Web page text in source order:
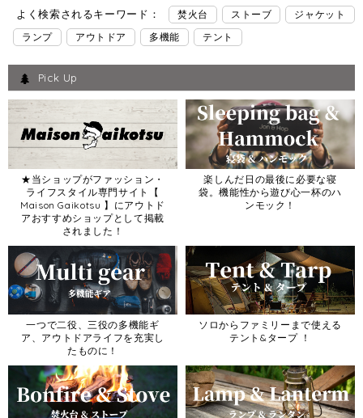
よく検索されるキーワード： 焚火台 ストーブ
ジャケット
ランプ
アウトドア 多機能 テント
Pick Up
★当ショップがファッション・
ライフスタイル専門サイト【
Maison Gaikotsu 】にアウトド
アおすすめショップとして掲載
されました！
楽しんだ日の最後に必要な寝
袋。機能性から遊び心一杯のハ
ンモック！
一つで二役、三役の多機能ギ
ア、アウトドアライフを充実し
たものに！
ソロからファミリーまで使える
テント&タープ ！